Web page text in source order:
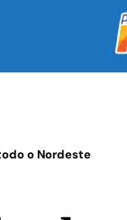
o Nordeste